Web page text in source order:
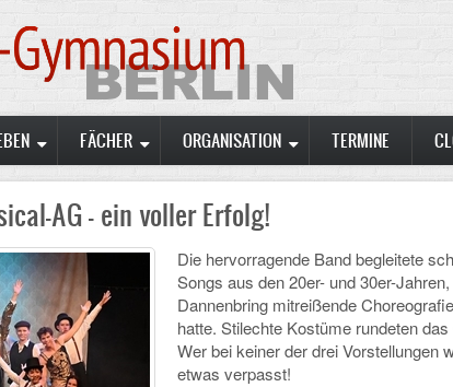
FÄCHER ORGANISATION TERMINE
AG - ein voller Erfolg!
Die hervorragende Band begleitete
Songs aus den 20er- und 30er-
Dannenbring mitreißende
hatte. Stilechte Kostüme rundeten
Wer bei keiner der drei Vorstellungen
etwas verpasst!